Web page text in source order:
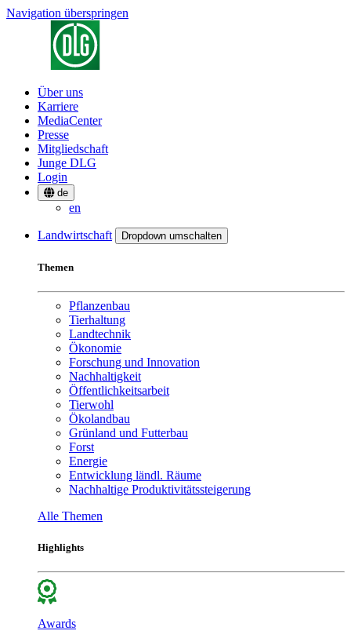
Navigation überspringen
Über uns
Karriere
MediaCenter
Presse
Mitgliedschaft
Junge DLG
Login
de
en
Landwirtschaft Dropdown umschalten
Themen
Pflanzenbau
Tierhaltung
Landtechnik
Ökonomie
Forschung und Innovation
Nachhaltigkeit
Öffentlichkeitsarbeit
Tierwohl
Ökolandbau
Grünland und Futterbau
Forst
Energie
Entwicklung ländl. Räume
Nachhaltige Produktivitätssteigerung
Alle Themen
Highlights
Awards